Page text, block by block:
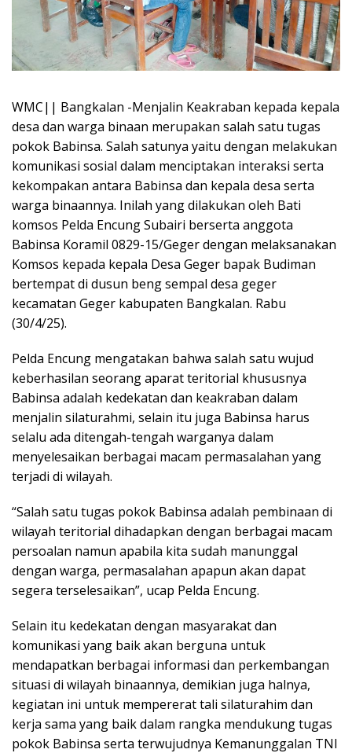
WMC|| Bangkalan -Menjalin Keakraban kepada kepala
desa dan warga binaan merupakan salah satu tugas
pokok Babinsa. Salah satunya yaitu dengan melakukan
komunikasi sosial dalam menciptakan interaksi serta
kekompakan antara Babinsa dan kepala desa serta
warga binaannya. Inilah yang dilakukan oleh Bati
komsos Pelda Encung Subairi berserta anggota
Babinsa Koramil 0829-15/Geger dengan melaksanakan
Komsos kepada kepala Desa Geger bapak Budiman
bertempat di dusun beng sempal desa geger
kecamatan Geger kabupaten Bangkalan. Rabu
(30/4/25).
Pelda Encung mengatakan bahwa salah satu wujud
keberhasilan seorang aparat teritorial khususnya
Babinsa adalah kedekatan dan keakraban dalam
menjalin silaturahmi, selain itu juga Babinsa harus
selalu ada ditengah-tengah warganya dalam
menyelesaikan berbagai macam permasalahan yang
terjadi di wilayah.
“Salah satu tugas pokok Babinsa adalah pembinaan di
wilayah teritorial dihadapkan dengan berbagai macam
persoalan namun apabila kita sudah manunggal
dengan warga, permasalahan apapun akan dapat
segera terselesaikan”, ucap Pelda Encung.
Selain itu kedekatan dengan masyarakat dan
komunikasi yang baik akan berguna untuk
mendapatkan berbagai informasi dan perkembangan
situasi di wilayah binaannya, demikian juga halnya,
kegiatan ini untuk mempererat tali silaturahim dan
kerja sama yang baik dalam rangka mendukung tugas
pokok Babinsa serta terwujudnya Kemanunggalan TNI